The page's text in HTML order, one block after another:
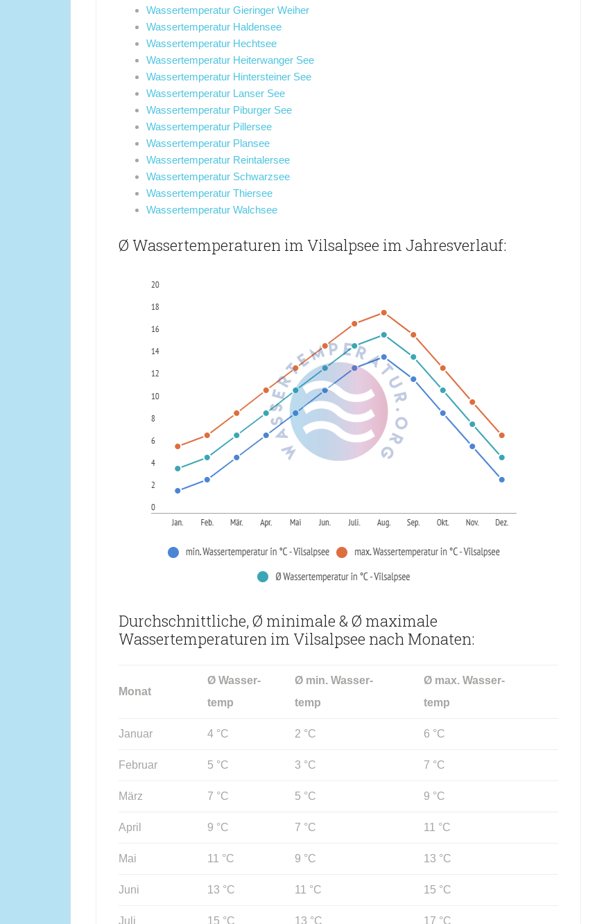
Wassertemperatur Gieringer Weiher
Wassertemperatur Haldensee
Wassertemperatur Hechtsee
Wassertemperatur Heiterwanger See
Wassertemperatur Hintersteiner See
Wassertemperatur Lanser See
Wassertemperatur Piburger See
Wassertemperatur Pillersee
Wassertemperatur Plansee
Wassertemperatur Reintalersee
Wassertemperatur Schwarzsee
Wassertemperatur Thiersee
Wassertemperatur Walchsee
Ø Wassertemperaturen im Vilsalpsee im Jahresverlauf:
Durchschnittliche, Ø minimale & Ø maximale
Wassertemperaturen im Vilsalpsee nach Monaten:
Monat
Ø Wasser-
temp
Ø min. Wasser-
temp
Ø max. Wasser-
temp
Januar 4 °C 2 °C 6 °C
Februar 5 °C 3 °C 7 °C
März 7 °C 5 °C 9 °C
April 9 °C 7 °C 11 °C
Mai 11 °C 9 °C 13 °C
Juni 13 °C 11 °C 15 °C
Juli 15 °C 13 °C 17 °C